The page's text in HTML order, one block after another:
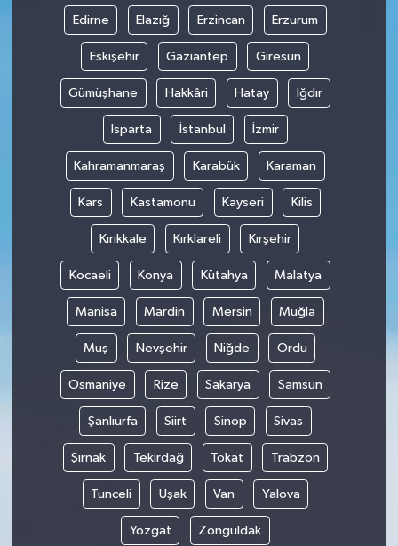
Edirne Elazığ Erzincan Erzurum
Eskişehir Gaziantep Giresun
Gümüşhane Hakkâri Hatay Iğdır
Isparta İstanbul İzmir
Kahramanmaraş Karabük Karaman
Kars Kastamonu Kayseri Kilis
Kırıkkale Kırklareli Kırşehir
Kocaeli Konya Kütahya Malatya
Manisa Mardin Mersin Muğla
Muş Nevşehir Niğde Ordu
Osmaniye Rize Sakarya Samsun
Şanlıurfa Siirt Sinop Sivas
Şırnak Tekirdağ Tokat Trabzon
Tunceli Uşak Van Yalova
Yozgat Zonguldak